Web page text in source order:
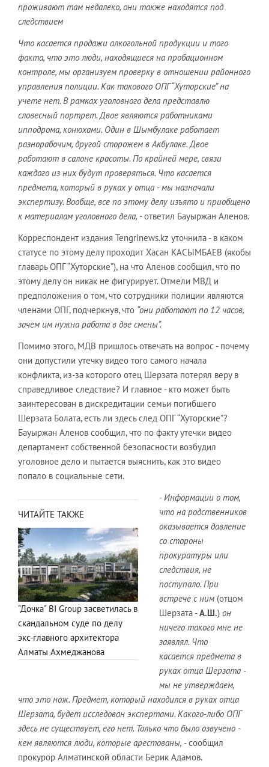
проживают там недалеко, они также находятся под
следствием
Что касается продажи алкогольной продукции и того
факта, что это люди, находящиеся на пробационном
контроле, мы организуем проверку в отношении районного
управления полиции. Как такового ОПГ “Хуторские” на
учете нет. В рамках уголовного дела представлю
словесный портрет. Двое являются работниками
ипподрома, конюхами. Один в Шымбулаке работает
разнорабочим, другой сторожем в Акбулаке. Двое
работают в салоне красоты. По крайней мере, связи
каждого из них будут проверяться. Что касается
предмета, который в руках у отца - мы назначали
экспертизу. Вообще, все по этому делу изъято и приобщено
к материалам уголовного дела, - ответил Бауыржан Аленов.
Корреспондент издания Tengrinews.kz уточнила - в каком
статусе по этому делу проходит Хасан КАСЫМБАЕВ (якобы
главарь ОПГ “Хуторские”), на что Аленов сообщил, что по
этому делу он никак не фигурирует. Отмели МВД и
предположения о том, что сотрудники полиции являются
членами ОПГ, подчеркнув, что “они работают по 12 часов,
зачем им нужна работа в две смены”.
Помимо этого, МДВ пришлось отвечать на вопрос - почему
они допустили утечку видео того самого начала
конфликта, из-за которого отец Шерзата потерял веру в
справедливое следствие? И главное - кто может быть
заинтересован в дискредитации семьи погибшего
Шерзата Болата, есть ли здесь след ОПГ “Хуторские”?
Бауыржан Аленов сообщил, что по факту утечки видео
департамент собственной безопасности возбудил
уголовное дело и пытается выяснить, как это видео
попало в социальные сети.
ЧИТАЙТЕ ТАКЖЕ
"Дочка" BI Group засветилась в
скандальном суде по делу
экс-главного архитектора
Алматы Ахмеджанова
- Информации о том,
что на родственников
оказывается давление
со стороны
прокуратуры или
следствия, не
поступало. При
встрече с ним (отцом
Шерзата -А.Ш.) он
ничего такого мне не
заявлял. Что
касается предмета в
руках отца Шерзата -
мы не утверждаем,
что это нож. Предмет, который находился в руках отца
Шерзата, будет исследован экспертами. Какого-либо ОПГ
здесь не существует, его нет. Только что было озвучено -
кем являются люди, которые арестованы, - сообщил
прокурор Алматинской области Берик Адамов.